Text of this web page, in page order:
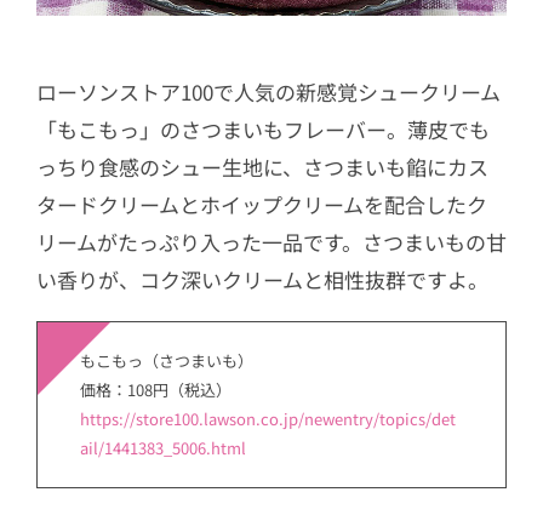
ローソンストア100で人気の新感覚シュークリーム
「もこもっ」のさつまいもフレーバー。薄皮でも
っちり食感のシュー生地に、さつまいも餡にカス
タードクリームとホイップクリームを配合したク
リームがたっぷり入った一品です。さつまいもの甘
い香りが、コク深いクリームと相性抜群ですよ。
もこもっ（さつまいも）
価格：108円（税込）
https://store100.lawson.co.jp/newentry/topics/det
ail/1441383_5006.html